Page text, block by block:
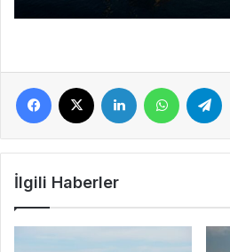
Facebook LinkedIn WhatsApp
İlgili Haberler